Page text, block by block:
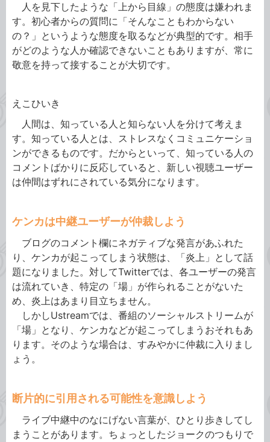
人を見下したような「上から目線」の態度は嫌われま
す。初心者からの質問に「そんなこともわからない
の？」というような態度を取るなどが典型的です。相手
がどのような人か確認できないこともありますが、常に
敬意を持って接することが大切です。
えこひいき
人間は、知っている人と知らない人を分けて考えま
す。知っている人とは、ストレスなくコミュニケーショ
ンができるものです。だからといって、知っている人の
コメントばかりに反応していると、新しい視聴ユーザー
は仲間はずれにされている気分になります。
ケンカは中継ユーザーが仲裁しよう
ブログのコメント欄にネガティブな発言があふれた
り、ケンカが起こってしまう状態は、「炎上」として話
題になりました。対してTwitterでは、各ユーザーの発言
は流れていき、特定の「場」が作られることがないた
め、炎上はあまり目立ちません。
しかしUstreamでは、番組のソーシャルストリームが
「場」となり、ケンカなどが起こってしまうおそれもあ
ります。そのような場合は、すみやかに仲裁に入りまし
ょう。
断片的に引用される可能性を意識しよう
ライブ中継中のなにげない言葉が、ひとり歩きしてし
まうことがあります。ちょっとしたジョークのつもりで